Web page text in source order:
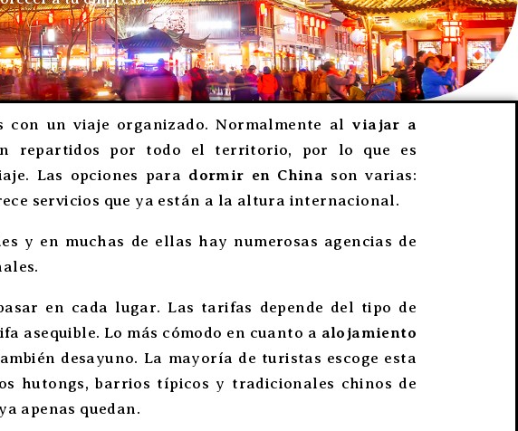
con un viaje organizado. Normalmente al viajar a
repartidos por todo el territorio, por lo que es
Las opciones para dormir en China son varias:
servicios que ya están a la altura internacional.
y en muchas de ellas hay numerosas agencias de
en cada lugar. Las tarifas depende del tipo de
asequible. Lo más cómodo en cuanto a alojamiento
desayuno. La mayoría de turistas escoge esta
hutongs, barrios típicos y tradicionales chinos de
apenas quedan.